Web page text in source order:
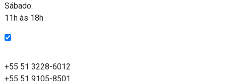
Sábado:
11h às 18h
+55 51 3228-6012
+55 51 9105-8501